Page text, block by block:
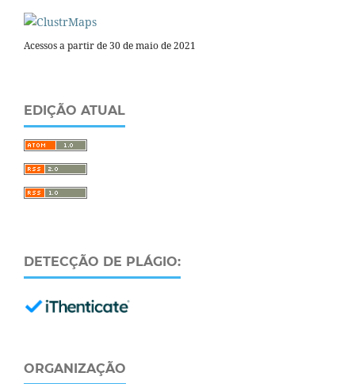
Acessos a partir de 30 de maio de 2021
EDIÇÃO ATUAL
DETECÇÃO DE PLÁGIO:
ORGANIZAÇÃO